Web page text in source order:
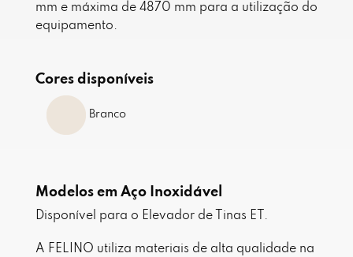
mm e máxima de 4870 mm para a utilização do
equipamento.
Cores disponíveis
Branco
Modelos em Aço Inoxidável
Disponível para o Elevador de Tinas ET.
A FELINO utiliza materiais de alta qualidade na